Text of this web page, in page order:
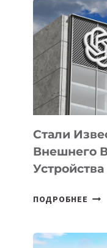
ПО
Стали
Внешнего
ПОДРОБНЕЕ